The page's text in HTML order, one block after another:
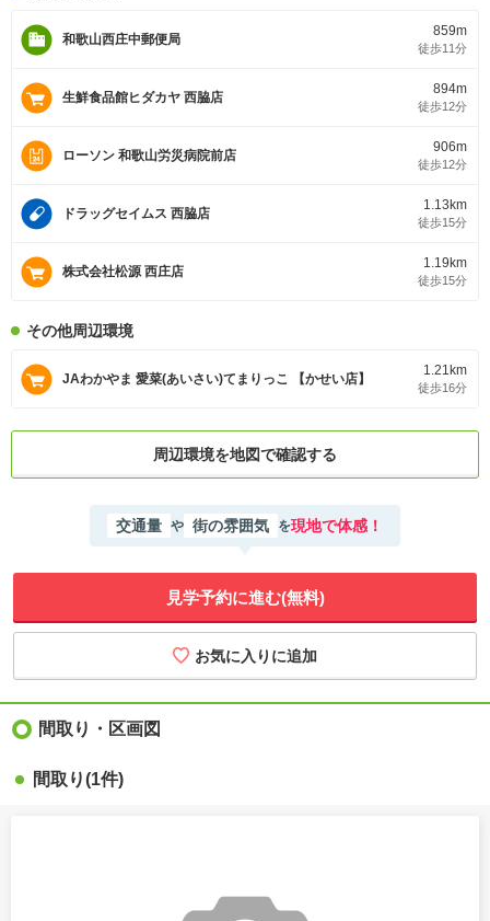
和歌山西庄中郵便局
859m
徒歩11分
生鮮食品館ヒダカヤ 西脇店
894m
徒歩12分
ローソン 和歌山労災病院前店
906m
徒歩12分
ドラッグセイムス 西脇店
1.13km
徒歩15分
株式会社松源 西庄店
1.19km
徒歩15分
その他周辺環境
JAわかやま 愛菜(あいさい)てまりっこ 【かせい店】
1.21km
徒歩16分
周辺環境を地図で確認する
交通量 や 街の雰囲気 を現地で体感！
見学予約に進む(無料)
間取り・区画図
間取り(1件)